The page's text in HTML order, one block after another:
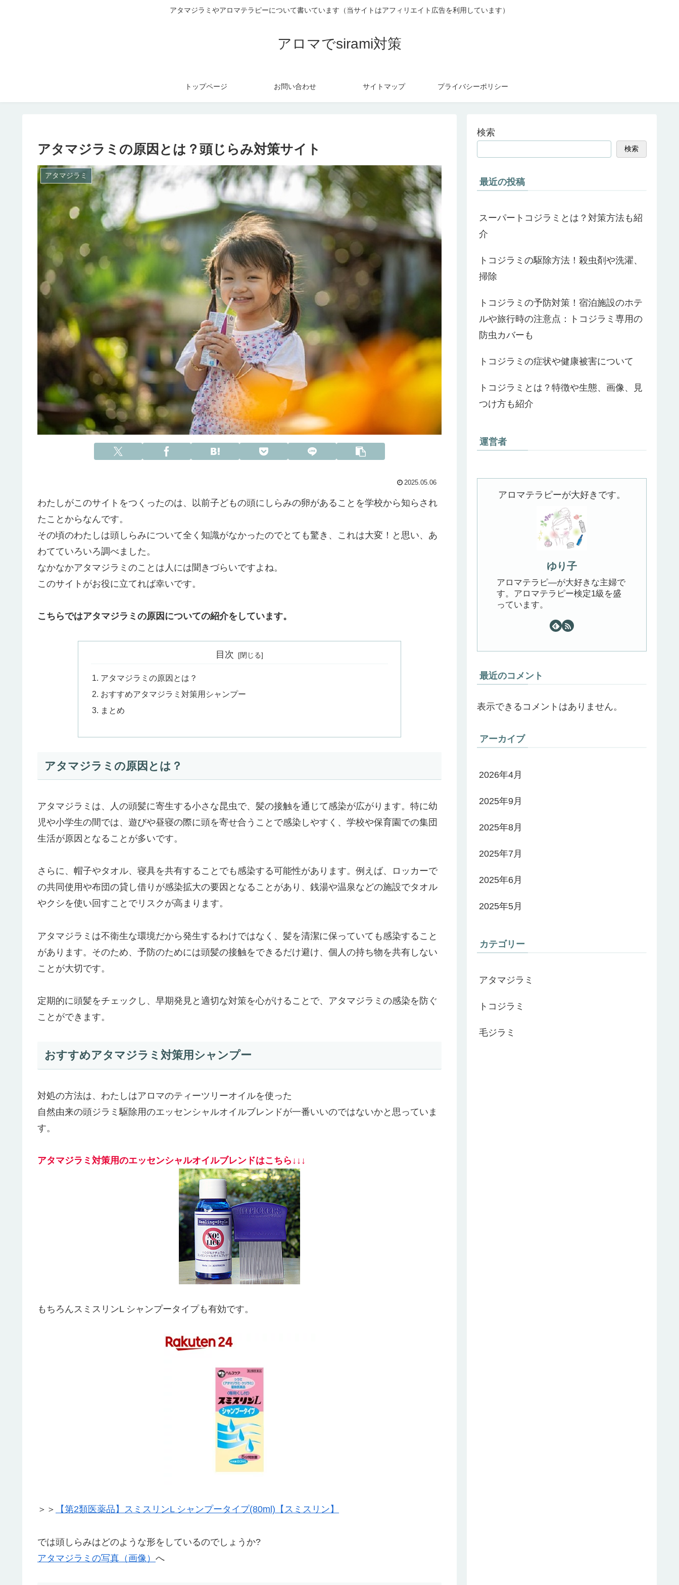
アタマジラミやアロマテラピーについて書いています（当サイトはアフィリエイト広告を利用しています）
アロマでsirami対策
トップページ お問い合わせ サイトマップ プライバシーポリシー
アタマジラミの原因とは？頭じらみ対策サイト
アタマジラミ
2025.05.06
わたしがこのサイトをつくったのは、以前子どもの頭にしらみの卵があることを学校から知らされ
たことからなんです。
その頃のわたしは頭しらみについて全く知識がなかったのでとても驚き、これは大変！と思い、あ
わてていろいろ調べました。
なかなかアタマジラミのことは人には聞きづらいですよね。
このサイトがお役に立てれば幸いです。
こちらではアタマジラミの原因についての紹介をしています。
目次
アタマジラミの原因とは？
おすすめアタマジラミ対策用シャンプー
まとめ
アタマジラミの原因とは？
アタマジラミは、人の頭髪に寄生する小さな昆虫で、髪の接触を通じて感染が広がります。特に幼
児や小学生の間では、遊びや昼寝の際に頭を寄せ合うことで感染しやすく、学校や保育園での集団
生活が原因となることが多いです。
さらに、帽子やタオル、寝具を共有することでも感染する可能性があります。例えば、ロッカーで
の共同使用や布団の貸し借りが感染拡大の要因となることがあり、銭湯や温泉などの施設でタオル
やクシを使い回すことでリスクが高まります。
アタマジラミは不衛生な環境だから発生するわけではなく、髪を清潔に保っていても感染すること
があります。そのため、予防のためには頭髪の接触をできるだけ避け、個人の持ち物を共有しない
ことが大切です。
定期的に頭髪をチェックし、早期発見と適切な対策を心がけることで、アタマジラミの感染を防ぐ
ことができます。
おすすめアタマジラミ対策用シャンプー
対処の方法は、わたしはアロマのティーツリーオイルを使った
自然由来の頭ジラミ駆除用のエッセンシャルオイルブレンドが一番いいのではないかと思っていま
す。
アタマジラミ対策用のエッセンシャルオイルブレンドはこちら↓↓↓
もちろんスミスリンL シャンプータイプも有効です。
＞＞ 【第2類医薬品】スミスリンL シャンプータイプ(80ml)【スミスリン】
では頭しらみはどのような形をしているのでしょうか?
アタマジラミの写真（画像） へ
検索
検索
最近の投稿
スーパートコジラミとは？対策方法も紹
介
トコジラミの駆除方法！殺虫剤や洗濯、
掃除
トコジラミの予防対策！宿泊施設のホテ
ルや旅行時の注意点：トコジラミ専用の
防虫カバーも
トコジラミの症状や健康被害について
トコジラミとは？特徴や生態、画像、見
つけ方も紹介
運営者
アロマテラピーが大好きです。
ゆり子
アロマテラピ―が大好きな主婦で
す。アロマテラピー検定1級を盛
っています。
最近のコメント
表示できるコメントはありません。
アーカイブ
2026年4月
2025年9月
2025年8月
2025年7月
2025年6月
2025年5月
カテゴリー
アタマジラミ
トコジラミ
毛ジラミ